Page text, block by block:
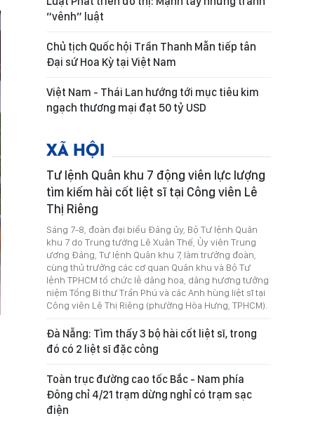
“vênh” luật
Chủ tịch Quốc hội Trần Thanh Mẫn tiếp tân
Đại sứ Hoa Kỳ tại Việt Nam
Việt Nam - Thái Lan hướng tới mục tiêu kim
ngạch thương mại đạt 50 tỷ USD
XÃ HỘI
Tư lệnh Quân khu 7 động viên lực lượng
tìm kiếm hài cốt liệt sĩ tại Công viên Lê
Thị Riêng
Sáng 7-8, đoàn đại biểu Đảng ủy, Bộ Tư lệnh Quân
khu 7 do Trung tướng Lê Xuân Thế, Ủy viên Trung
ương Đảng, Tư lệnh Quân khu 7, làm trưởng đoàn,
cùng thủ trưởng các cơ quan Quân khu và Bộ Tư
lệnh TPHCM tổ chức lễ dâng hoa, dâng hương tưởng
niệm Tổng Bí thư Trần Phú và các Anh hùng liệt sĩ tại
Công viên Lê Thị Riêng (phường Hòa Hưng, TPHCM).
Đà Nẵng: Tìm thấy 3 bộ hài cốt liệt sĩ, trong
đó có 2 liệt sĩ đặc công
Toàn trục đường cao tốc Bắc - Nam phía
Đông chỉ 4/21 trạm dừng nghỉ có trạm sạc
điện